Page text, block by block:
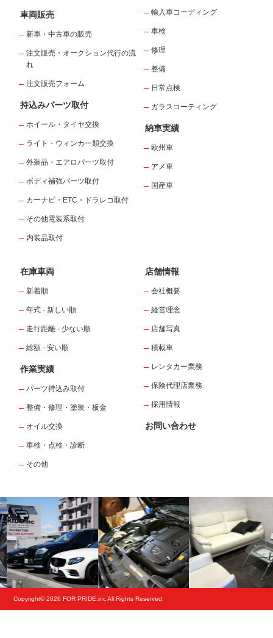
車両販売
新車・中古車の販売
注文販売・オークション代行の流
れ
注文販売フォーム
持込みパーツ取付
ホイール・タイヤ交換
ライト・ウィンカー類交換
外装品・エアロパーツ取付
ボディ補強パーツ取付
カーナビ・ETC・ドラレコ取付
その他電装系取付
内装品取付
輸入車コーディング
車検
修理
整備
日常点検
ガラスコーティング
納車実績
欧州車
アメ車
国産車
在庫車両
新着順
年式 - 新しい順
走行距離 - 少ない順
総額 - 安い順
作業実績
パーツ持込み取付
整備・修理・塗装・板金
オイル交換
車検・点検・診断
その他
店舗情報
会社概要
経営理念
店舗写真
積載車
レンタカー業務
保険代理店業務
採用情報
お問い合わせ
Copyright© 2026 FOR PRIDE.inc All Rights Reserved.